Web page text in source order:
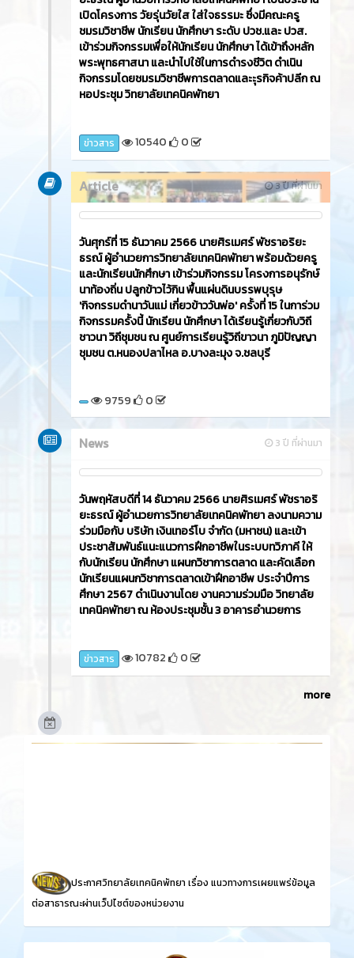
เปิดโครงการ วัยรุ่นวัยใส ใส่ใจธรรมะ ซึ่งมีคณะครู
ชมรมวิชาชีพ นักเรียน นักศึกษา ระดับ ปวช.และ ปวส.
เข้าร่วมกิจกรรมเพื่อให้นักเรียน นักศึกษา ได้เข้าถึงหลัก
พระพุทธศาสนา และนำไปใช้ในการดำรงชีวิต ดำเนิน
กิจกรรมโดยชมรมวิชาชีพการตลาดและะุรกิจค้าปลีก ณ
หอประชุม วิทยาลัยเทคนิคพัทยา
ข่าวสาร 10540 0
3 ปี ที่ผ่านมา
Article
วันศุกร์ที่ 15 ธันวาคม 2566​ นายศิรเมศร์ พัชราอริยะ
ธรณ์ ผู้อำนวยการวิทยาลัยเทคนิคพัทยา พร้อมด้วยครู
และนักเรียนนักศึกษา เข้าร่วมกิจกรรม โครงการอนุรักษ์
นาท้องถิ่น ปลูกข้าวไว้กิน พื้นแผ่นดินบรรพบุรุษ
'กิจกรรมดำนาวันแม่ เกี่ยวข้าววันพ่อ' ครั้งที่ 15 ในการ่วม
กิจกรรมครั้งนี้ นักเรียน นักศึกษา ได้เรียนรู้เกี่ยวกับวิถี
ชาวนา วิถีชุมชน ณ ศูนย์การเรียนรู้วิถีขาวนา ภูมิปัญญา
ชุมชน ต.หนองปลาไหล อ.บางละมุง จ.ชลบุรี
9759 0
3 ปี ที่ผ่านมา
News
วันพฤหัสบดีที่ 14 ธันวาคม 2566​ นายศิรเมศร์ พัชราอริ
ยะธรณ์ ผู้อำนวยการวิทยาลัยเทคนิคพัทยา ลงนามความ
ร่วมมือกับ บริษัท เงินเทอร์โบ จำกัด (มหาชน) และเข้า
ประชาสัมพันธ์แนะแนวการฝึกอาชีพในระบบทวิภาคี ให้
กับนักเรียน นักศึกษา แผนกวิชาการตลาด และคัดเลือก
นักเรียนแผนกวิชาการตลาดเข้าฝึกอาชีพ ประจำปีการ
ศึกษา 2567 ดำเนินงานโดย งานความร่วมมือ วิทยาลัย
เทคนิคพัทยา ณ ห้องประชุมชั้น 3 อาคารอำนวยการ
ข่าวสาร 10782 0
more
ประกาศวิทยาลัยเทคนิคพัทยา เรื่อง แนวทางการเผยแพร่ข้อมูล
ต่อสาธารณะผ่านเว็ปไซต์ของหน่วยงาน